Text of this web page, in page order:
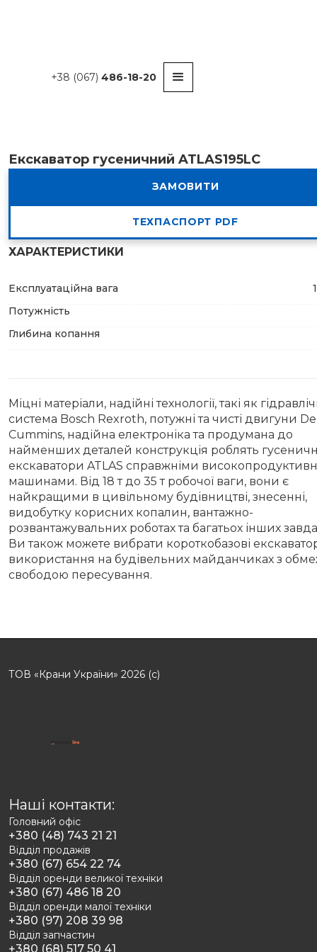
+38 (067) 486-18-20
Екскаватор гусеничний ATLAS195LC
ЗАМОВИТИ
ТЕХПАСПОРТ PDF
ХАРАКТЕРИСТИКИ
Експлуатаційна вага
Потужність
Глибина копання
Міцні матеріали, надійні технології, такі як
система Bosch Rexroth, потужні та чисті двигуни
Cummins, надійна електроніка та продумана до
найменших деталей конструкція роблять
екскаватори ATLAS справжніми
машинами. Від 18 т до 35 т робочої ваги, вони є
найкращими в цивільному будівництві, знесенні,
видобутку корисних копалин, вантажно-
розвантажувальних роботах та багатьох інших
Ви також можете вибрати короткобазові
використання на будівельних майданчиках з
свободою пересування.
ТОВ «Крани України» 2026 (с)
Наші контакти:
Головний офіс
+380 (48) 743 21 21
Відділ продажів
+380 (67) 654 22 74
Відділ оренди великої техніки
+380 (67) 486 18 20
Відділ оренди малої техніки
+380 (97) 208 39 98
Відділ запчастин
+380 (68) 517 50 41